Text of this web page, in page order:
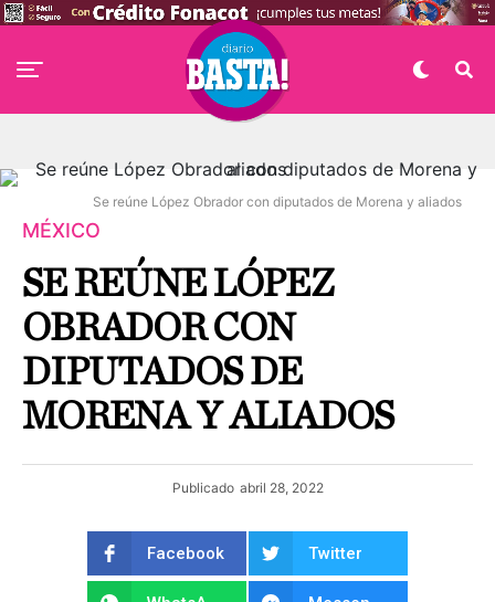
Se reúne López Obrador con diputados de Morena y aliados
MÉXICO
SE REÚNE LÓPEZ
OBRADOR CON
DIPUTADOS DE
MORENA Y ALIADOS
Publicado abril 28, 2022
Facebook Twitter